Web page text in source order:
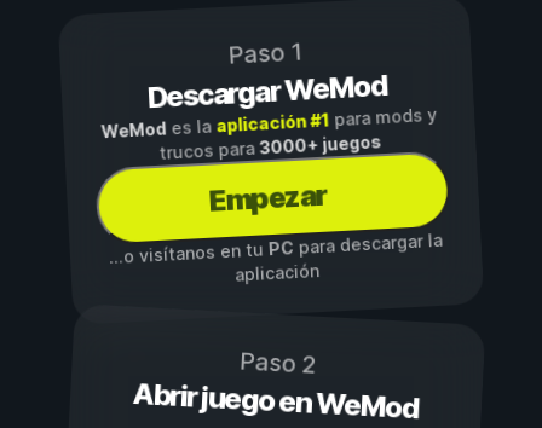
Paso 1
Descargar WeMod
WeMod es la aplicación #1para mods y
trucos para3000+ juegos
Empezar
...o visítanos en tuPCpara descargar la
aplicación
Paso 2
Abrir juego en WeMod